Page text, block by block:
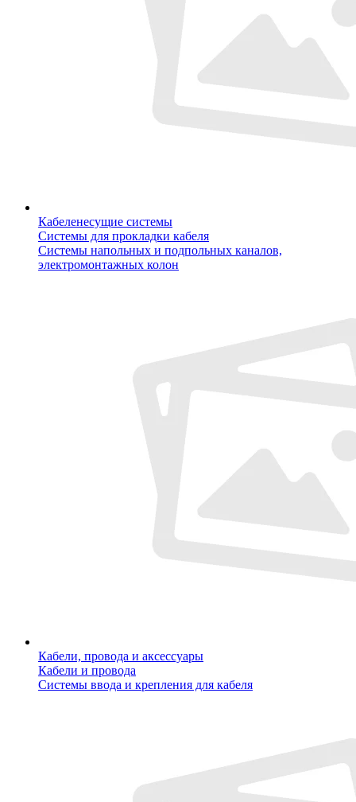
Кабеленесущие системы
Системы для прокладки кабеля
Системы напольных и подпольных каналов,
электромонтажных колон
Кабели, провода и аксессуары
Кабели и провода
Системы ввода и крепления для кабеля